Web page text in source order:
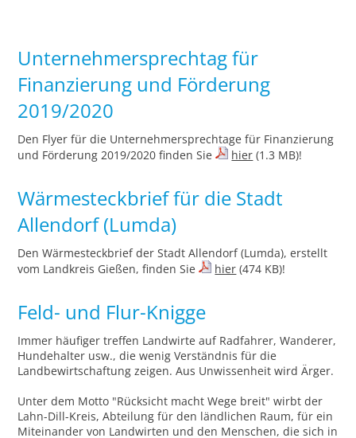
Unternehmersprechtag für
Finanzierung und Förderung
2019/2020
Den Flyer für die Unternehmersprechtage für Finanzierung
und Förderung 2019/2020 finden Sie
hier (1.3 MB)!
Wärmesteckbrief für die Stadt
Allendorf (Lumda)
Den Wärmesteckbrief der Stadt Allendorf (Lumda), erstellt
vom Landkreis Gießen, finden Sie
hier (474 KB)!
Feld- und Flur-Knigge
Immer häufiger treffen Landwirte auf Radfahrer, Wanderer,
Hundehalter usw., die wenig Verständnis für die
Landbewirtschaftung zeigen. Aus Unwissenheit wird Ärger.
Unter dem Motto "Rücksicht macht Wege breit" wirbt der
Lahn-Dill-Kreis, Abteilung für den ländlichen Raum, für ein
Miteinander von Landwirten und den Menschen, die sich in